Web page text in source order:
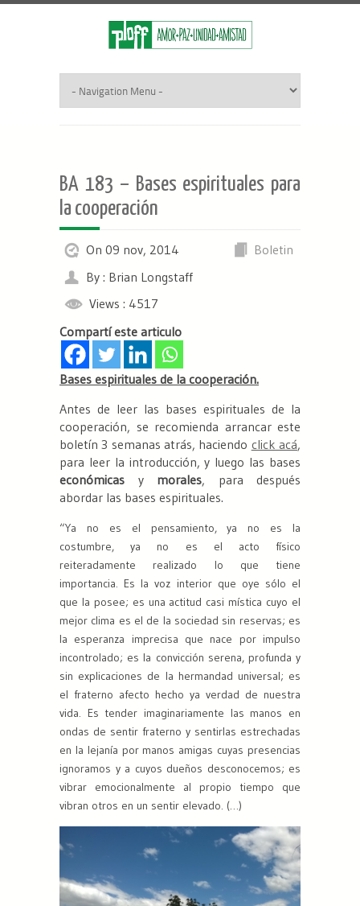
BA 183 – Bases espirituales para
la cooperación
On 09 nov, 2014
Boletin
By : Brian Longstaff
Views : 4517
Compartí este articulo
Bases espirituales de la cooperación.
Antes de leer las bases espirituales de la
cooperación, se recomienda arrancar este
boletín 3 semanas atrás, haciendo click acá,
para leer la introducción, y luego las bases
económicas y morales, para después
abordar las bases espirituales.
“Ya no es el pensamiento, ya no es la
costumbre, ya no es el acto físico
reiteradamente realizado lo que tiene
importancia. Es la voz interior que oye sólo el
que la posee; es una actitud casi mística cuyo el
mejor clima es el de la sociedad sin reservas; es
la esperanza imprecisa que nace por impulso
incontrolado; es la convicción serena, profunda y
sin explicaciones de la hermandad universal; es
el fraterno afecto hecho ya verdad de nuestra
vida. Es tender imaginariamente las manos en
ondas de sentir fraterno y sentirlas estrechadas
en la lejanía por manos amigas cuyas presencias
ignoramos y a cuyos dueños desconocemos; es
vibrar emocionalmente al propio tiempo que
vibran otros en un sentir elevado. (…)